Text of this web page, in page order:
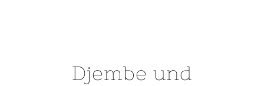
Djembe und